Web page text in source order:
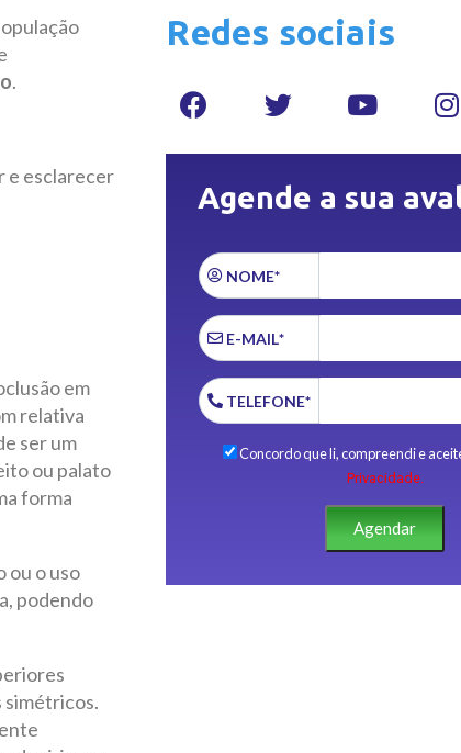
.
e esclarecer
em
relativa
ser um
ou palato
forma
ou o uso
podendo
simétricos.
Redes sociais
Agende a sua
NOME*
E-MAIL*
TELEFONE*
Concordo que li, compreendi e
Privacidade.
Agendar